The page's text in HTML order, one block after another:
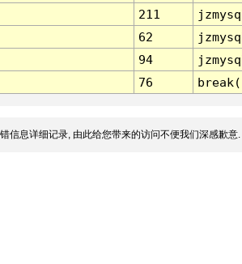
211
62
94
76
信息详细记录, 由此给您带来的访问不便我们深感歉意.